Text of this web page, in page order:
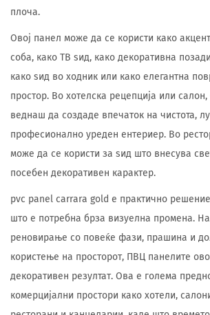
плоча.
Овој панел може да се користи како
соба, како ТВ ѕид, како декоративна
како ѕид во ходник или како елегантна
простор. Во хотелска рецепција или
веднаш да создаде впечаток на чистота,
професионално уреден ентериер. Во
може да се користи за ѕид што внесува
посебен декоративен карактер.
pvc panel carrara gold е практично
што е потребна брза визуелна промена.
реновирање со повеќе фази, прашина и
користење на просторот, ПВЦ панелите
декоративен резултат. Ова е голема
комерцијални простори како хотели,